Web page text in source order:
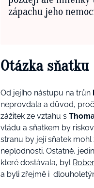
zápachu jeho
Otázka sňatku
Od jejího nástupu na trůn
neprovdala a důvod,
zážitek ze vztahu s
vládu a sňatkem by
stranu by její sňatek mohl
neplodnosti. Ostatně,
které dostávala, byl
a byli zřejmě i